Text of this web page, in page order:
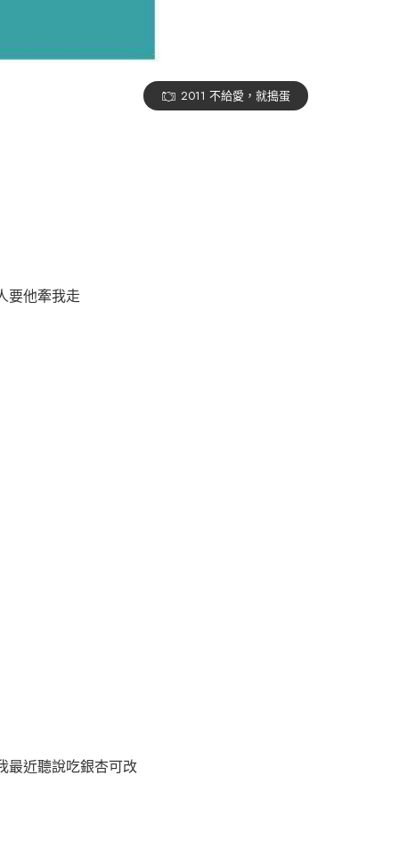
2011 不給愛，就搗蛋
要他牽我走
最近聽說吃銀杏可改